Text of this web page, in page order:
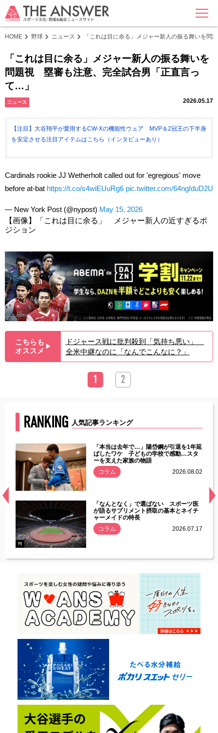
MENU
HOME 野球 ニュース 「これは目に余る」メジャー新人の振る舞いを
「これは目に余る」メジャー新人の振る舞いを
問題視 塁審も注意、完全試合男「正直言っ
て…」
ニュース 2026.05.17
【注目】大谷翔平が愛用するCW-Xの機能性ウェア MVP＆2冠王の下半身
を安定させる注目アイテムはこちら（インタビューあり）
Cardinals rookie JJ Wetherholt called out for 'egregious' move
before at-bat https://t.co/s4wiEUuRg6 pic.twitter.com/64ngIduD2U
— New York Post (@nypost) May 15, 2026
【画像】「これは目に余る」 メジャー新人の近すぎるポ
ジション
こちらも
オススメ ▶︎
ドジャース戦に批判殺到「気持ち悪い」
全米中継なのに「なんでこんなに？」
1 2
RANKING 人気記事ランキング
常
「本当は去年で…」陽岱鋼が引退を1年延
ばしたワケ 子どもの学校で感動…スタ
ーを支えた家族の物語
コラム
2026.08.02
PR
「なんとなく」で選ばない スポーツ医
が語るサプリメント摂取の基本とネイチ
ャーメイドの特長
コラム
2026.07.17